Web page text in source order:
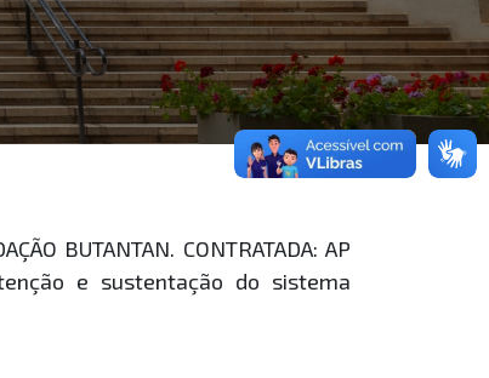
BUTANTAN. CONTRATADA: AP
e sustentação do sistema